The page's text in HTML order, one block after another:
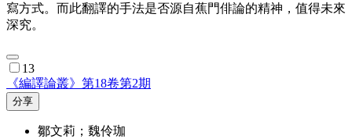
寫方式。而此翻譯的手法是否源自蕉門俳論的精神，值得未來
深究。
13
《編譯論叢》第18卷第2期
分享
鄒文莉；魏伶珈